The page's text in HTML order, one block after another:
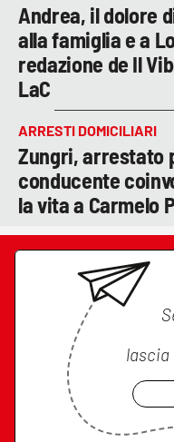
Andrea, il dolore
alla famiglia e a
redazione de Il
LaC
ARRESTI DOMICILIARI
Zungri, arrestato
conducente
la vita a Carmelo